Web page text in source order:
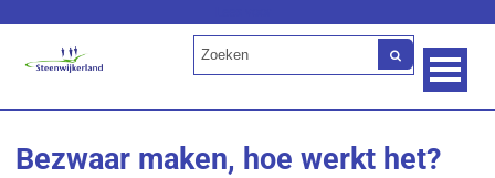
Bezwaar maken, hoe werkt het?